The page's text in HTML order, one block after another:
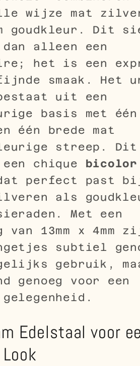
wijze mat
goudkleur. Dit
alleen een
het is een
smaak. Het
uit een
basis met één
één brede mat
streep. Dit
chique bicolor
perfect past
als
Met een
van 13mm x 4mm
subtiel
gebruik,
genoeg voor een
Edelstaal voor